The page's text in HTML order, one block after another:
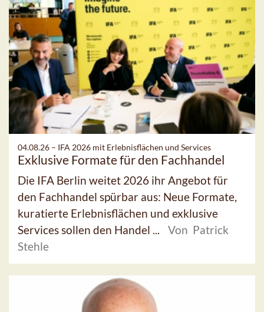
04.08.26 – IFA 2026 mit Erlebnisflächen und Services
Exklusive Formate für den Fachhandel
Die IFA Berlin weitet 2026 ihr Angebot für
den Fachhandel spürbar aus: Neue Formate,
kuratierte Erlebnisflächen und exklusive
Services sollen den Handel ...
Von Patrick
Stehle